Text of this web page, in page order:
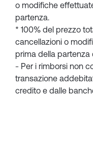
o modifiche
partenza.
* 100% del prezzo
cancellazioni o
prima della partenza
- Per i rimborsi non
transazione
credito e dalle